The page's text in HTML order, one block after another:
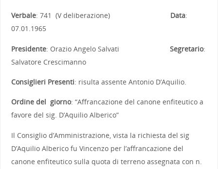
Verbale: 741 (V deliberazione) Data:
07.01.1965
Presidente: Orazio Angelo Salvati Segretario:
Salvatore Crescimanno
Consiglieri Presenti: risulta assente Antonio D’Aquilio.
Ordine del giorno: “Affrancazione del canone enfiteutico a
favore del sig. D’Aquilio Alberico”
Il Consiglio d’Amministrazione, vista la richiesta del sig
D’Aquilio Alberico fu Vincenzo per l’affrancazione del
canone enfiteutico sulla quota di terreno assegnata con n.